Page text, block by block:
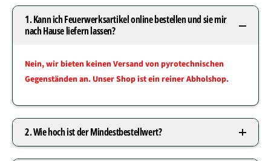
1. Kann ich Feuerwerksartikel online bestellen und sie mir
nach Hause liefern lassen?
Nein, wir bieten keinen Versand von pyrotechnischen
Gegenständen an. Unser Shop ist ein reiner Abholshop.
2. Wie hoch ist der Mindestbestellwert?